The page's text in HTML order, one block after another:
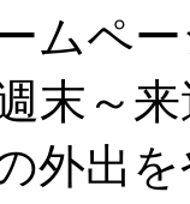
ムペ
末～
外出